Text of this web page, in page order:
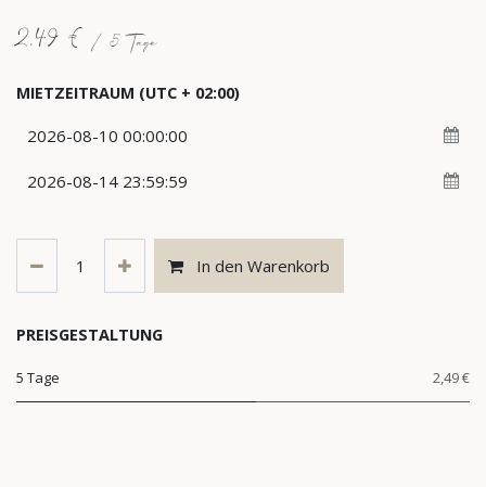
2,49 € / 5 Tage
MIETZEITRAUM (UTC + 02:00)
In den Warenkorb
PREISGESTALTUNG
5 Tage 2,49 €